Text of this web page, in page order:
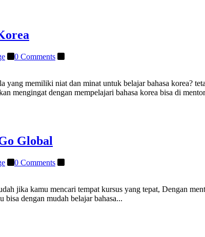
0 Comments
yang memiliki niat dan minat untuk belajar bahasa korea?
mengingat dengan mempelajari bahasa korea bisa di
Global
0 Comments
jika kamu mencari tempat kursus yang tepat, Dengan
dengan mudah belajar bahasa...